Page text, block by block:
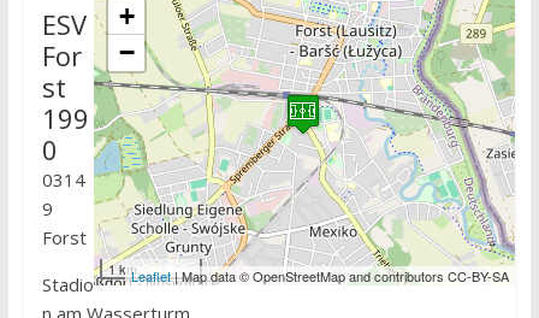
+
−
1 kmLeaflet| Map data © OpenStreetMap and contributors CC-BY-SA
ESV
For
st
199
0
0314
9
Forst
Stadio
n am Wasserturm